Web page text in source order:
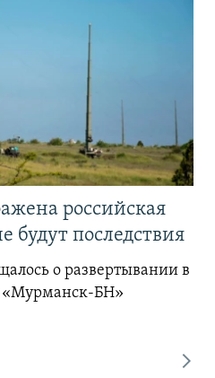
российская
будут последствия
о развертывании в
«Мурманск-БН»